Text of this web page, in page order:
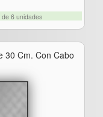
6 unidades
30 Cm. Con Cabo